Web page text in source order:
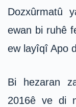
Dozxûrmatû
ewan bi ruhê
ew layîqî Apo
Bi hezaran
2016ê ve di